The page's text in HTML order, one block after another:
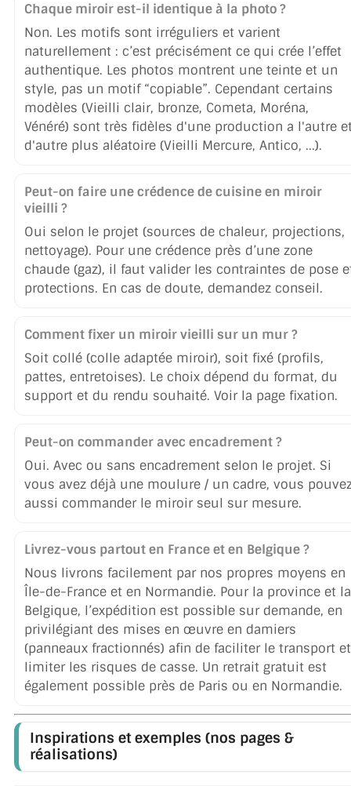
Chaque miroir est-il identique à la photo ?
Non. Les motifs sont irréguliers et varient
naturellement : c’est précisément ce qui crée l’effet
authentique. Les photos montrent une teinte et un
style, pas un motif “copiable”. Cependant certains
modèles (Vieilli clair, bronze, Cometa, Moréna,
Vénéré) sont très fidèles d'une production a l'autre
d'autre plus aléatoire (Vieilli Mercure, Antico, ...).
Peut-on faire une crédence de cuisine en miroir
vieilli ?
Oui selon le projet (sources de chaleur, projections,
nettoyage). Pour une crédence près d’une zone
chaude (gaz), il faut valider les contraintes de pose
protections. En cas de doute, demandez conseil.
Comment fixer un miroir vieilli sur un mur ?
Soit collé (colle adaptée miroir), soit fixé (profils,
pattes, entretoises). Le choix dépend du format, du
support et du rendu souhaité. Voir la page fixation.
Peut-on commander avec encadrement ?
Oui. Avec ou sans encadrement selon le projet. Si
vous avez déjà une moulure / un cadre, vous
aussi commander le miroir seul sur mesure.
Livrez-vous partout en France et en Belgique ?
Nous livrons facilement par nos propres moyens en
Île-de-France et en Normandie. Pour la province et la
Belgique, l’expédition est possible sur demande, en
privilégiant des mises en œuvre en damiers
(panneaux fractionnés) afin de faciliter le transport et
limiter les risques de casse. Un retrait gratuit est
également possible près de Paris ou en Normandie.
Inspirations et exemples (nos pages &
réalisations)